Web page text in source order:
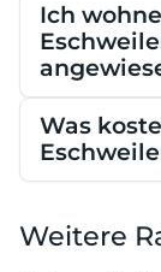
Ich
Was
Weitere